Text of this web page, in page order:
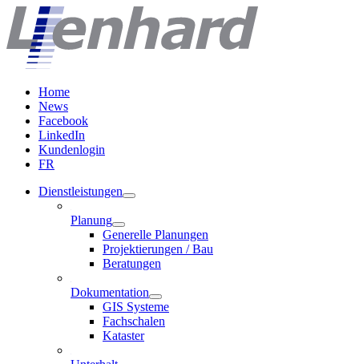
Home
News
Facebook
LinkedIn
Kundenlogin
FR
Dienstleistungen
Planung
Generelle Planungen
Projektierungen / Bau
Beratungen
Dokumentation
GIS Systeme
Fachschalen
Kataster